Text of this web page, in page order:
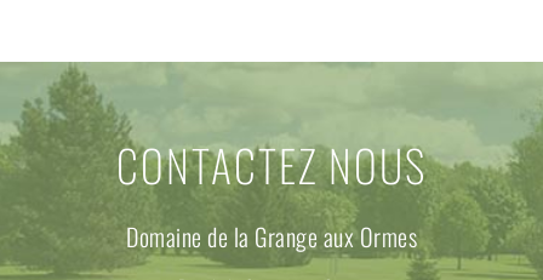
CONTACTEZ NOUS
Domaine de la Grange aux Ormes